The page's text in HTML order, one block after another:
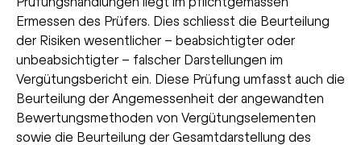
Ermessen des Prüfers. Dies schliesst die Beurteilung
der Risiken wesentlicher – beabsichtigter oder
unbeabsichtigter – falscher Darstellungen im
Vergütungsbericht ein. Diese Prüfung umfasst auch die
Beurteilung der Angemessenheit der angewandten
Bewertungsmethoden von Vergütungselementen
sowie die Beurteilung der Gesamtdarstellung des